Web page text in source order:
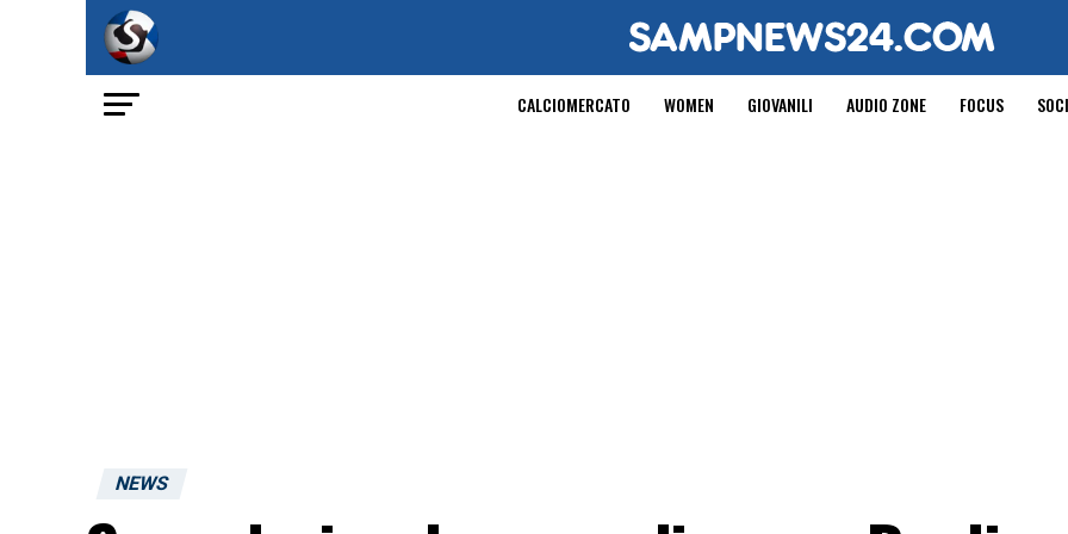
CALCIOMERCATO WOMEN GIOVANILI AUDIO ZONE FOCUS
NEWS